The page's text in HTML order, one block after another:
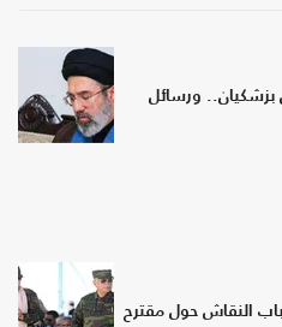
بزشكيان.. ورسائل
باب النقاش حول مقترح